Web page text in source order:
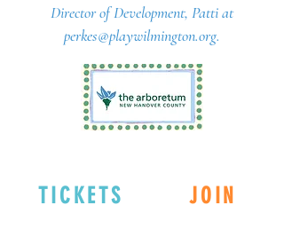
Director of Development, Patti at
perkes@playwilmington.org.
TICKETS JOIN